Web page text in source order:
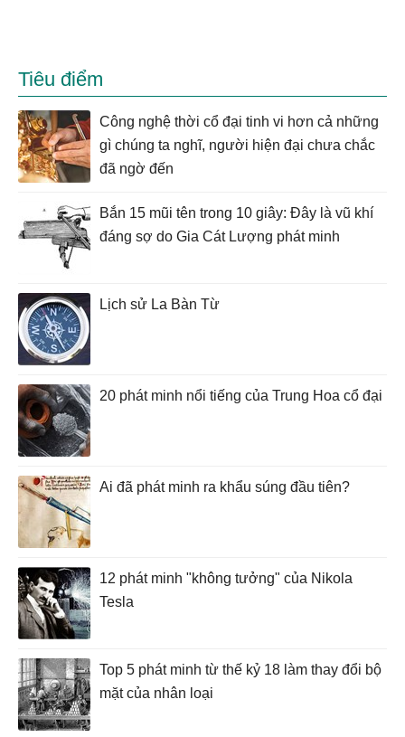
Tiêu điểm
Công nghệ thời cổ đại tinh vi hơn cả những
gì chúng ta nghĩ, người hiện đại chưa chắc
đã ngờ đến
Bắn 15 mũi tên trong 10 giây: Đây là vũ khí
đáng sợ do Gia Cát Lượng phát minh
Lịch sử La Bàn Từ
20 phát minh nổi tiếng của Trung Hoa cổ đại
Ai đã phát minh ra khẩu súng đầu tiên?
12 phát minh "không tưởng" của Nikola
Tesla
Top 5 phát minh từ thế kỷ 18 làm thay đổi bộ
mặt của nhân loại